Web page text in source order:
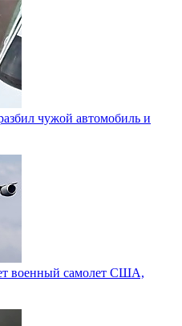
чужой автомобиль и
военный самолет США,